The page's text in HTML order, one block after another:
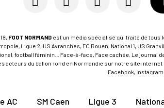
FOOT NORMAND est un média spécialisé qui traite de tous
Ligue 2, US Avranches, FC Rouen, National 1, US
football féminin... Face-à-face, Face cachée, Le journal
acteurs du ballon rond en Normandie sur notre site
Facebook, Instagram.
AC SM Caen Ligue 3